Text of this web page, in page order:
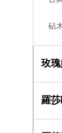
砧
玫
玫
大
羅